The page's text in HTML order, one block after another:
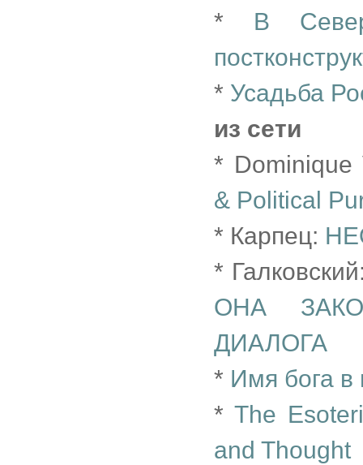
* В
* Усадьба
из сети
*
& Political
* Карпец:
*
ОНА
ДИАЛОГА
* Имя бога в
*The
and Thought